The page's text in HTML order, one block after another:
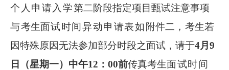
个人申请入学第二阶段指定项目甄试注意事项
与考生面试时间异动申请表如 附件二 ，考生若
因特殊原因无法参加部分时段之面试，请于4月 9
日（星期一）中午12 ： 00前传真考生面试时间